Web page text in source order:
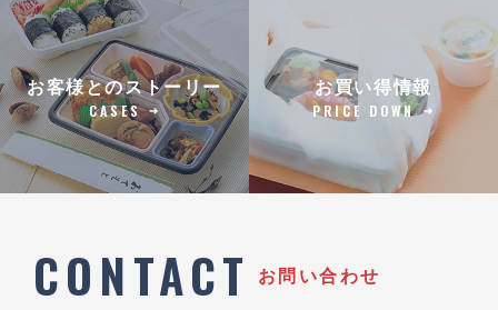
お客様とのストーリー
CASES
お買い得情報
PRICE DOWN
CONTACT お問い合わせ